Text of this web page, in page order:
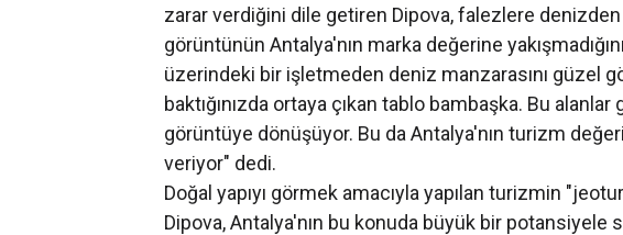
zarar verdiğini dile getiren Dipova, falezlere denizden
görüntünün Antalya'nın marka değerine
üzerindeki bir işletmeden deniz manzarasını güzel
baktığınızda ortaya çıkan tablo bambaşka. Bu
görüntüye dönüşüyor. Bu da Antalya'nın turizm
veriyor" dedi.
Doğal yapıyı görmek amacıyla yapılan turizmin
Dipova, Antalya'nın bu konuda büyük bir potansiyele